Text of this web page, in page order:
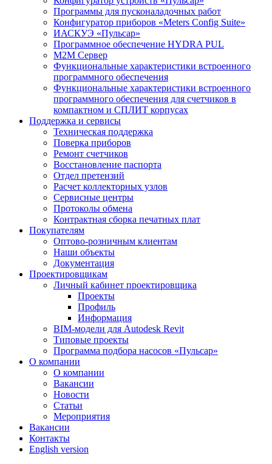
Программы для пусконаладочных работ
Конфигуратор приборов «Meters Config Suite»
ИАСКУЭ «Пульсар»
Программное обеспечение HYDRA PUL
M2M Сервер
Функциональные характеристики встроенного
программного обеспечения
Функциональные характеристики встроенного
программного обеспечения для счетчиков в
компактном и СПЛИТ корпусах
Поддержка и сервисы
Техническая поддержка
Поверка приборов
Ремонт счетчиков
Восстановление паспорта
Отдел претензий
Расчет коллекторных узлов
Сервисные центры
Протоколы обмена
Контрактная сборка печатных плат
Покупателям
Оптово-розничным клиентам
Наши объекты
Документация
Проектировщикам
Личный кабинет проектировщика
Проекты
Профиль
Информация
BIM-модели для Autodesk Revit
Типовые проекты
Программа подбора насосов «Пульсар»
О компании
О компании
Вакансии
Новости
Статьи
Мероприятия
Вакансии
Контакты
English version